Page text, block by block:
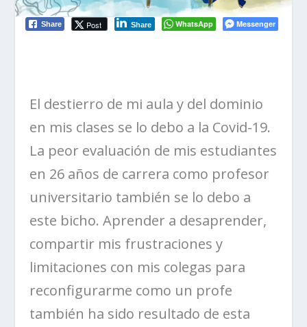
Share Post Share WhatsApp Messenger
El destierro de mi aula y del dominio
en mis clases se lo debo a la Covid-19.
La peor evaluación de mis estudiantes
en 26 años de carrera como profesor
universitario también se lo debo a
este bicho. Aprender a desaprender,
compartir mis frustraciones y
limitaciones con mis colegas para
reconfigurarme como un profe
también ha sido resultado de esta